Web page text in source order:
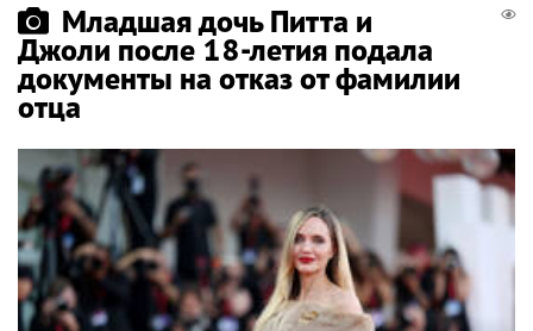
Младшая дочь Питта и
Джоли после 18-летия подала
документы на отказ от фамилии
отца